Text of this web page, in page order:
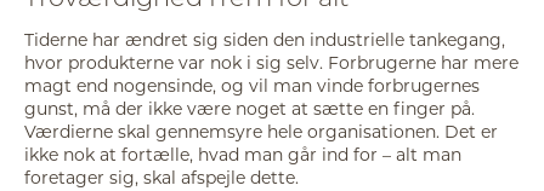
Tiderne har ændret sig siden den industrielle tankegang,
hvor produkterne var nok i sig selv. Forbrugerne har mere
magt end nogensinde, og vil man vinde forbrugernes
gunst, må der ikke være noget at sætte en finger på.
Værdierne skal gennemsyre hele organisationen. Det er
ikke nok at fortælle, hvad man går ind for – alt man
foretager sig, skal afspejle dette.